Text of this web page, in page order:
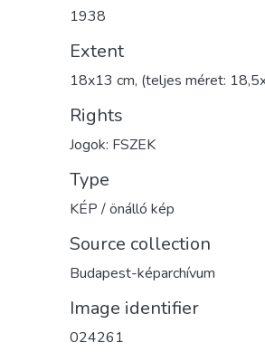
1938
Extent
18x13 cm, (teljes méret:
Rights
Jogok: FSZEK
Type
KÉP / önálló kép
Source collection
Budapest-képarchívum
Image identifier
024261